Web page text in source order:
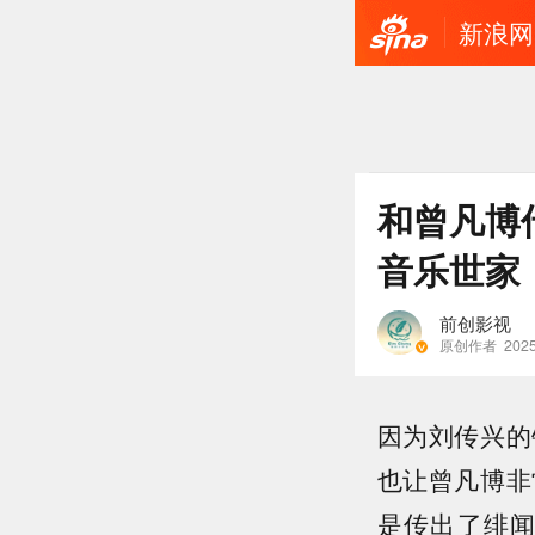
新浪网
和曾凡博
音乐世家
前创影视
原创作者
因为刘传兴
也让曾凡博
是传出了绯